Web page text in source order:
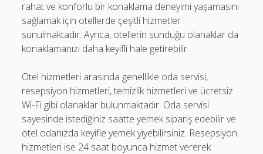
rahat ve konforlu bir konaklama deneyimi yaşamasını
sağlamak için otellerde çeşitli hizmetler
sunulmaktadır. Ayrıca, otellerin sunduğu olanaklar da
konaklamanızı daha keyifli hale getirebilir.
Otel hizmetleri arasında genellikle oda servisi,
resepsiyon hizmetleri, temizlik hizmetleri ve ücretsiz
Wi-Fi gibi olanaklar bulunmaktadır. Oda servisi
sayesinde istediğiniz saatte yemek sipariş edebilir ve
otel odanızda keyifle yemek yiyebilirsiniz. Resepsiyon
hizmetleri ise 24 saat boyunca hizmet vererek